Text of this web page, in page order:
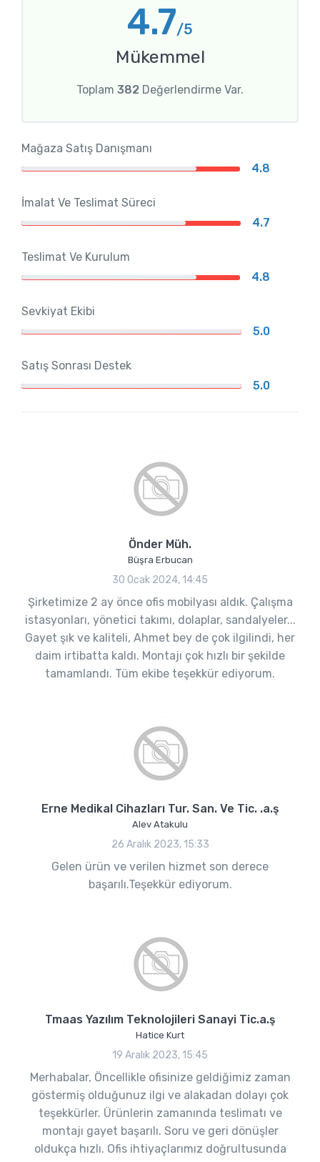
4.7/5
Mükemmel
Toplam 382 Değerlendirme Var.
Mağaza Satış Danışmanı
4.8
İmalat Ve Teslimat Süreci
4.7
Teslimat Ve Kurulum
4.8
Sevkiyat Ekibi
5.0
Satış Sonrası Destek
5.0
Önder Müh.
Büşra Erbucan
30 Ocak 2024, 14:45
Şirketimize 2 ay önce ofis mobilyası aldık. Çalışma
istasyonları, yönetici takımı, dolaplar, sandalyeler...
Gayet şık ve kaliteli, Ahmet bey de çok ilgilindi, her
daim irtibatta kaldı. Montajı çok hızlı bir şekilde
tamamlandı. Tüm ekibe teşekkür ediyorum.
Erne Medikal Cihazları Tur. San. Ve Tic. .a.ş
Alev Atakulu
26 Aralık 2023, 15:33
Gelen ürün ve verilen hizmet son derece
başarılı.Teşekkür ediyorum.
Tmaas Yazılım Teknolojileri Sanayi Tic.a.ş
Hatice Kurt
19 Aralık 2023, 15:45
Merhabalar, Öncellikle ofisinize geldiğimiz zaman
göstermiş olduğunuz ilgi ve alakadan dolayı çok
teşekkürler. Ürünlerin zamanında teslimatı ve
montajı gayet başarılı. Soru ve geri dönüşler
oldukça hızlı. Ofis ihtiyaçlarımız doğrultusunda